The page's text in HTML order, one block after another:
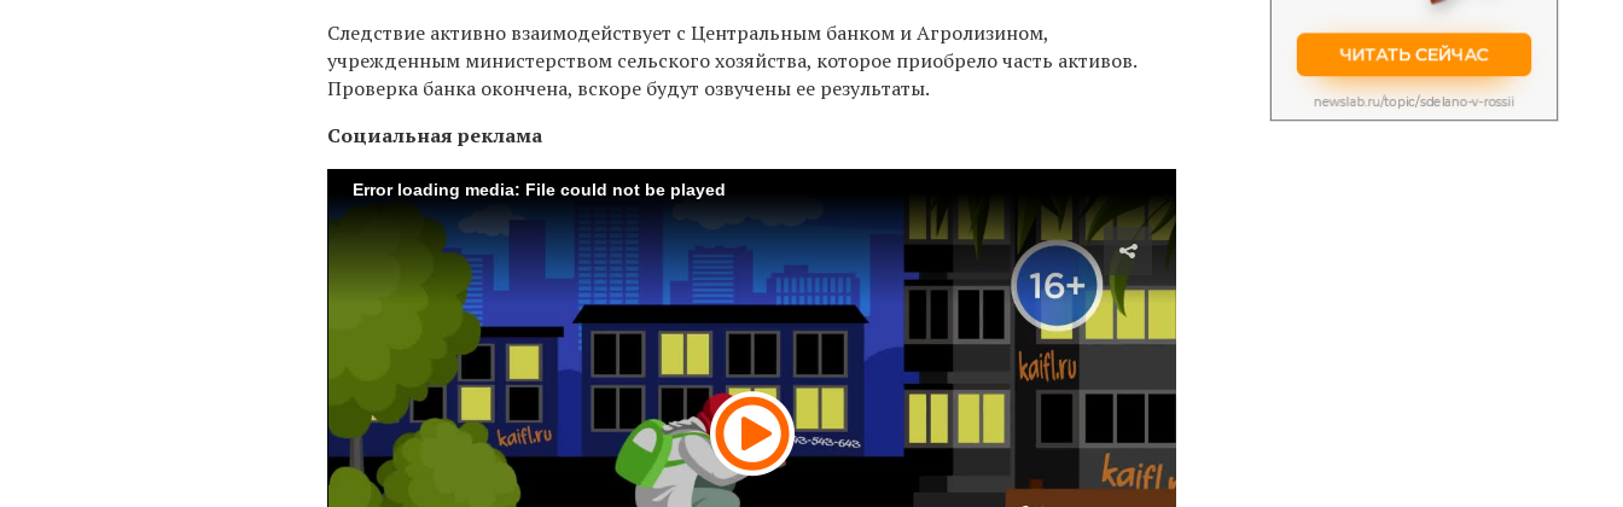
Следствие активно взаимодействует с Центральным банком и Агролизином,
учрежденным министерством сельского хозяйства, которое приобрело часть активов.
Проверка банка окончена, вскоре будут озвучены ее результаты.
Социальная реклама
Error loading media: File could not be played